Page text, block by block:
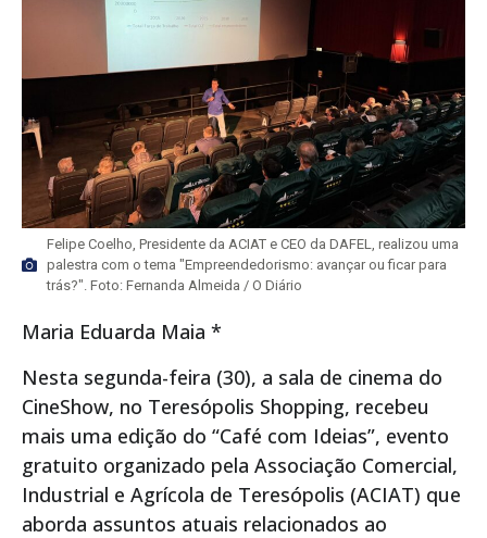
Felipe Coelho, Presidente da ACIAT e CEO da DAFEL, realizou uma
palestra com o tema "Empreendedorismo: avançar ou ficar para
trás?". Foto: Fernanda Almeida / O Diário
Maria Eduarda Maia *
Nesta segunda-feira (30), a sala de cinema do
CineShow, no Teresópolis Shopping, recebeu
mais uma edição do “Café com Ideias”, evento
gratuito organizado pela Associação Comercial,
Industrial e Agrícola de Teresópolis (ACIAT) que
aborda assuntos atuais relacionados ao